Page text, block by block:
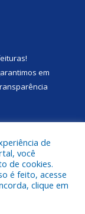
!
em
de Anapu.
de
você
de cookies.
é feito, acesse
clique em